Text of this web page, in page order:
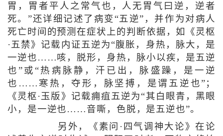
胃，胃者平人之常气也，人无胃气曰逆，逆者
死。”还详细记述了病变“五逆”，并作为对病人
死亡时间的预测在症状上的判断依据，如《灵枢
·五禁》记载内证五逆为“腹胀，身热，脉大，是
一逆也……咳，脱形，身热，脉小以疾，是五逆
也”或“热病脉静，汗已出，脉盛躁，是一逆
也……寒热，夺形，脉坚搏，是谓五逆也”；
《灵枢·玉版》记载痈疽五逆为“其白眼青，黑眼
小，是一逆也……音嘶，色脱，是五逆也”。
另外，《素问·四气调神大论》在论